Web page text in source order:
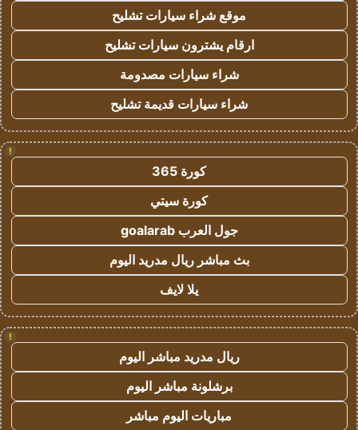
موقع شراء سيارات تشليح
ارقام يشترون سيارات تشليح
شراء سيارات مصدومة
شراء سيارات قديمة تشليح
!
كورة 365
كورة سيتي
جول العرب goalarab
بث مباشر ريال مدريد اليوم
يلا لايف
!
ريال مدريد مباشر اليوم
برشلونة مباشر اليوم
مباريات اليوم مباشر